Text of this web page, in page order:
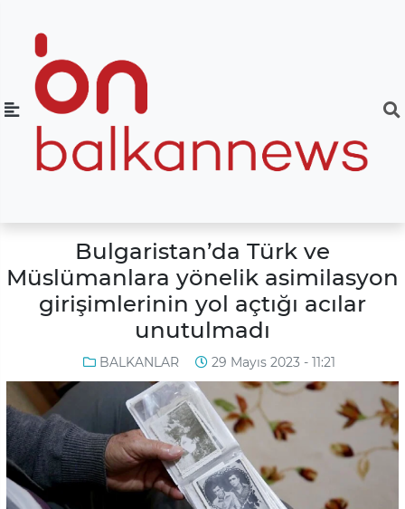
Bulgaristan’da Türk ve
Müslümanlara yönelik asimilasyon
girişimlerinin yol açtığı acılar
unutulmadı
BALKANLAR 29 Mayıs 2023 - 11:21